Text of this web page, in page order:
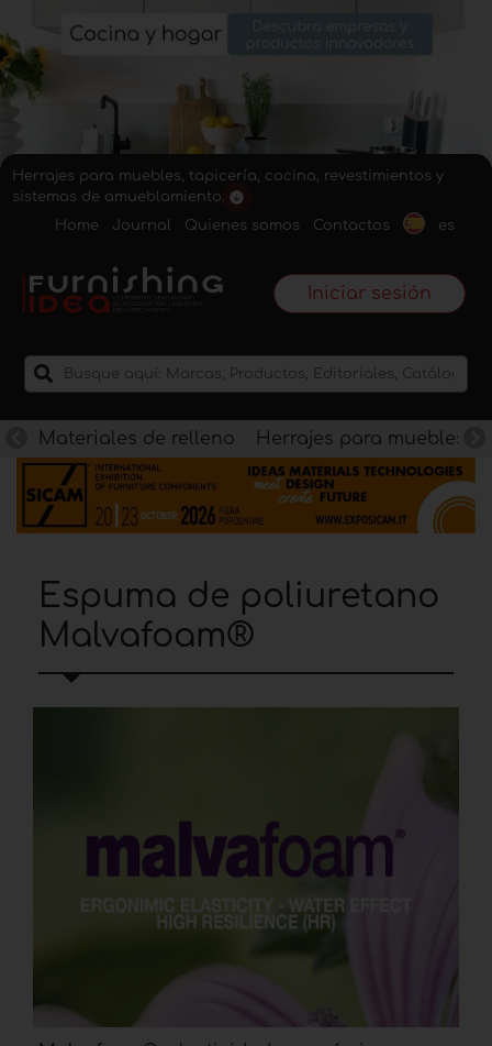
Herrajes para muebles, tapicería, cocina, revestimientos y
sistemas de amueblamiento.
Home
Journal Quienes somos Contactos es
Iniciar sesión
Materiales de relleno Herrajes para muebles
Espuma de poliuretano
Malvafoam®